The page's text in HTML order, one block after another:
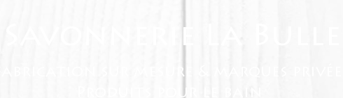
Savonnerie La Bulle
fabrication sur mesure & marques privées
Produits pour le bain